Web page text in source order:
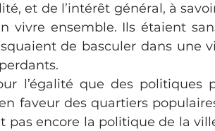
et de l’intérêt général, à
vivre ensemble. Ils étaient
de basculer dans une
l’égalité que des politiques
faveur des quartiers
pas encore la politique de la